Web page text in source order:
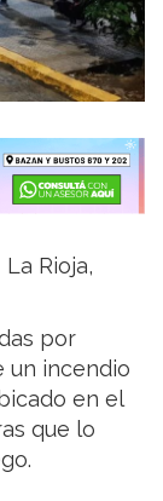
Rioja,
por
un incendio
en el
que lo